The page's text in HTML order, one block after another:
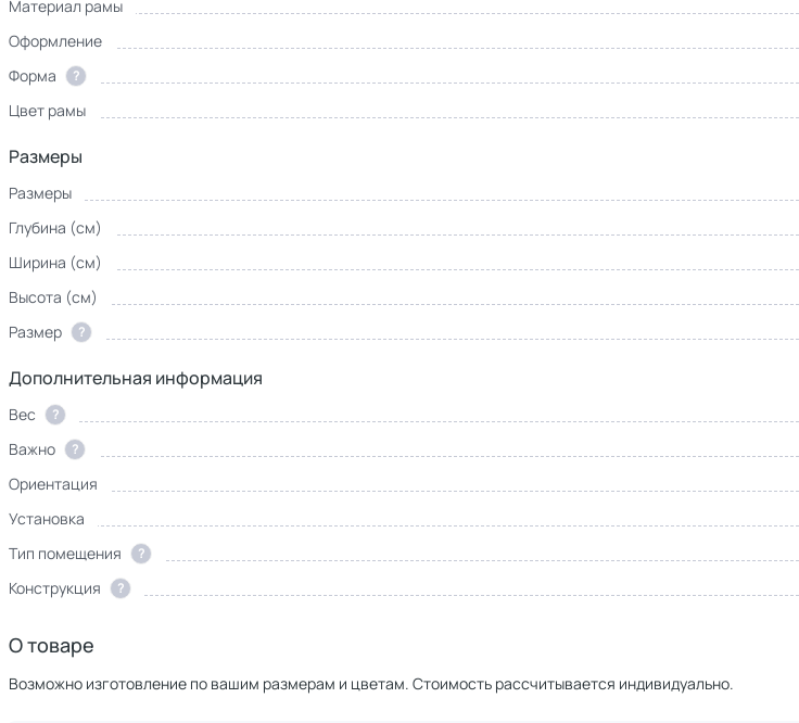
Материал рамы
Оформление
Форма
?
Цвет рамы
Размеры
Размеры
Глубина (см)
Ширина (см)
Высота (см)
Размер
?
Дополнительная информация
Вес ?
Важно
?
Ориентация
Установка
Тип помещения
?
Конструкция
?
О товаре
Возможно изготовление по вашим размерам и цветам. Стоимость рассчитывается индивидуально.